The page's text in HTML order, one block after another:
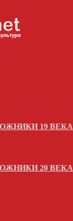
19 ВЕКА
20 ВЕКА